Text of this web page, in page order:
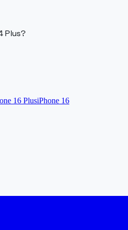
Plus?
16 PlusiPhone 16